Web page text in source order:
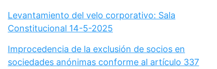
Levantamiento del velo corporativo: Sala
Constitucional 14-5-2025
Improcedencia de la exclusión de socios en
sociedades anónimas conforme al artículo 337